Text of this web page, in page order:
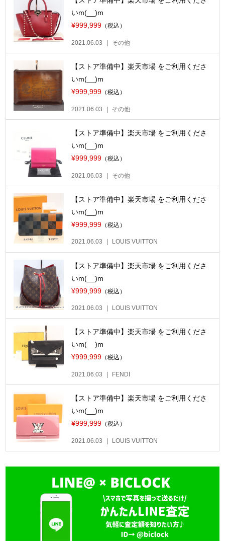
いm(__)m
¥999,999 （税込）
2021.06.03 その他
【ストア準備中】楽天市場 をご利用くださ
いm(__)m
¥999,999 （税込）
2021.06.03 その他
【ストア準備中】楽天市場 をご利用くださ
いm(__)m
¥999,999 （税込）
2021.06.03 その他
【ストア準備中】楽天市場 をご利用くださ
いm(__)m
¥999,999 （税込）
2021.06.03 LOUIS VUITTON
【ストア準備中】楽天市場 をご利用くださ
いm(__)m
¥999,999 （税込）
2021.06.03 LOUIS VUITTON
【ストア準備中】楽天市場 をご利用くださ
いm(__)m
¥999,999 （税込）
2021.06.03 FENDI
【ストア準備中】楽天市場 をご利用くださ
いm(__)m
¥999,999 （税込）
2021.06.03 LOUIS VUITTON